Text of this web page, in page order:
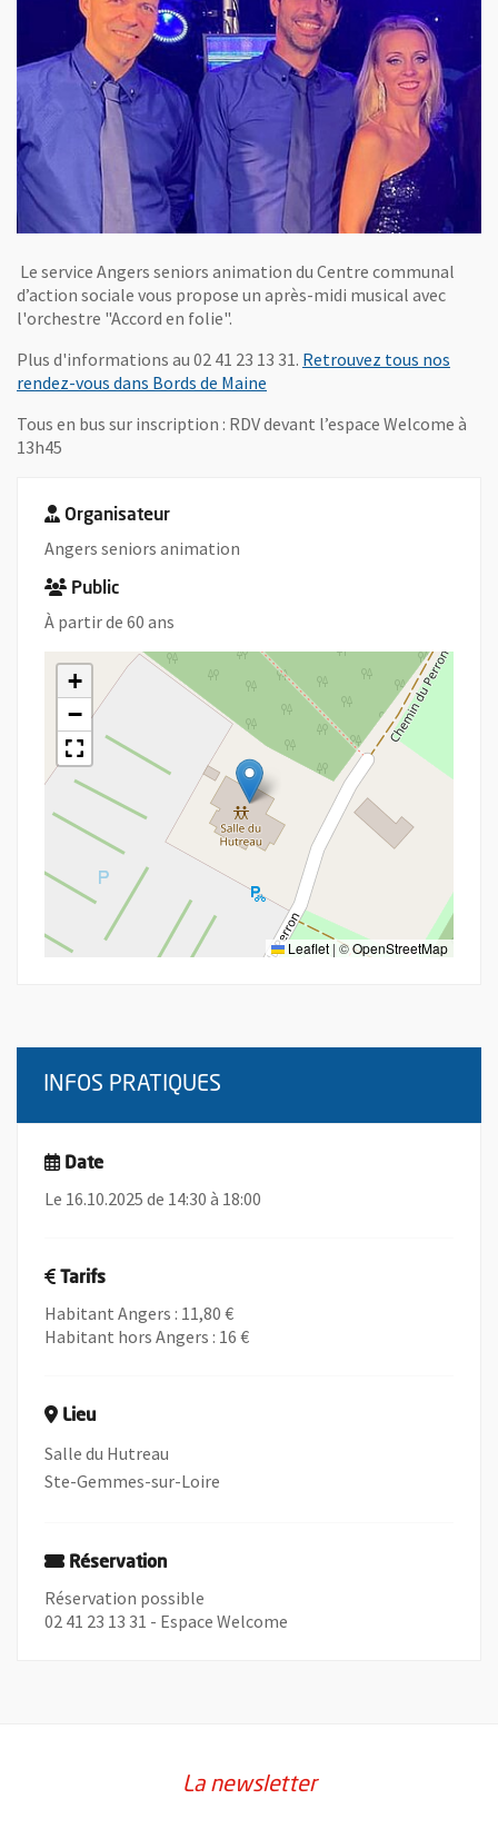
Le service Angers seniors animation du Centre communal
d’action sociale vous propose un après-midi musical avec
l'orchestre "Accord en folie".
Plus d'informations au 02 41 23 13 31. Retrouvez tous nos
rendez-vous dans Bords de Maine
Tous en bus sur inscription : RDV devant l’espace Welcome à
13h45
Organisateur
Angers seniors animation
Public
À partir de 60 ans
+
−
Leaflet |©OpenStreetMap
INFOS PRATIQUES
Date
Le 16.10.2025 de 14:30 à 18:00
Tarifs
Habitant Angers : 11,80 €
Habitant hors Angers : 16 €
Lieu
Salle du Hutreau
Ste-Gemmes-sur-Loire
Réservation
Réservation possible
02 41 23 13 31 - Espace Welcome
La newsletter